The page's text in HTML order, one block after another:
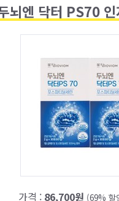
뇌엔 닥터 PS70
가격 : 86,700원 (69% 할